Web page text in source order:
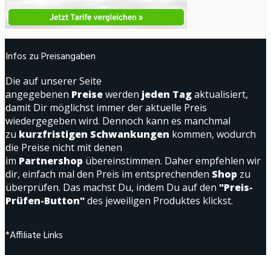
Infos zu Preisangaben
Die auf unserer Seite
angegebenen Preisewerden jeden Tagaktualisiert,
damit Dir möglichst immer der aktuelle Preis
wiedergegeben wird. Dennoch kann es manchmal
zu kurzfristigen Schwankungen kommen, wodurch
die Preise nicht mit denen
im Partnershop übereinstimmen. Daher empfehlen wir
dir, einfach mal den Preis im entsprechenden Shop zu
überprüfen. Das machst Du, indem Du auf den "Preis-
Prüfen-Button"des jeweiligen Produktes klickst.
*Affiliate Links